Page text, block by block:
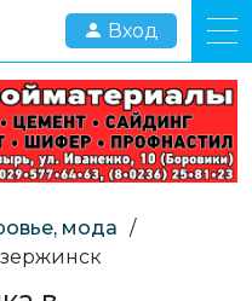
Вход
мода /